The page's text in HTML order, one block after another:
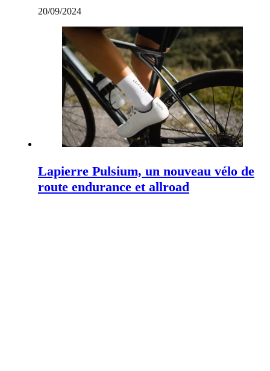
20/09/2024
Lapierre Pulsium, un nouveau vélo de
route endurance et allroad